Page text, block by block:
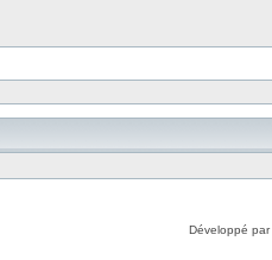
Développé par